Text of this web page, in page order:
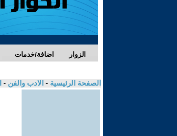
اضافة/خدمات الزوار
الصفحة الرئيسية - الادب والفن -